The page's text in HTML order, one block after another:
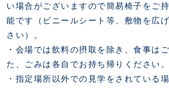
い場合がございますので簡易椅子をご
能です（ビニールシート等、敷物を広
さい）。
・会場では飲料の摂取を除き、食事は
た、ごみは各自でお持ち帰りください。
・指定場所以外での見学をされている